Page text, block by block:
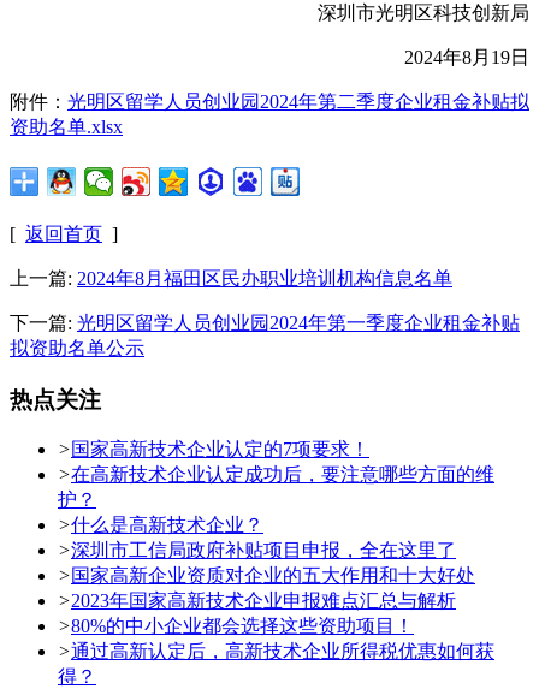
深圳市光明区科技创新局
2024年8月19日
附件： 光明区留学人员创业园2024年第二季度企业租金补贴拟
资助名单.xlsx
[ 返回首页 ]
上一篇: 2024年8月福田区民办职业培训机构信息名单
下一篇: 光明区留学人员创业园2024年第一季度企业租金补贴
拟资助名单公示
热点关注
>国家高新技术企业认定的7项要求！
>在高新技术企业认定成功后，要注意哪些方面的维
护？
>什么是高新技术企业？
>深圳市工信局政府补贴项目申报，全在这里了
>国家高新企业资质对企业的五大作用和十大好处
>2023年国家高新技术企业申报难点汇总与解析
>80%的中小企业都会选择这些资助项目！
>通过高新认定后，高新技术企业所得税优惠如何获
得？